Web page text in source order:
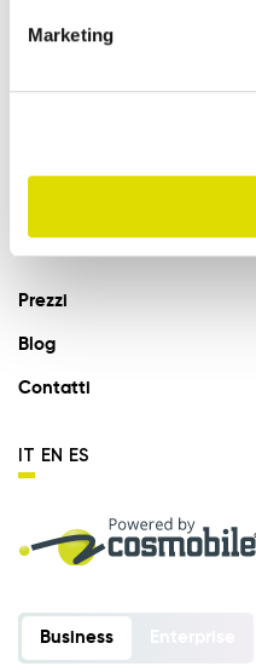
Marketing
Business
Integrazione
Prezzi
Blog
Contatti
IT EN ES